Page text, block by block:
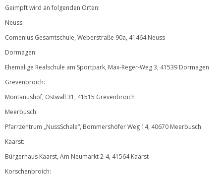
Geimpft wird an folgenden Orten:
Neuss:
Comenius Gesamtschule, Weberstraße 90a, 41464 Neuss
Dormagen:
Ehemalige Realschule am Sportpark, Max-Reger-Weg 3, 41539 Dormagen
Grevenbroich:
Montanushof, Ostwall 31, 41515 Grevenbroich
Meerbusch:
Pfarrzentrum „NussSchale“, Bommershöfer Weg 14, 40670 Meerbusch
Kaarst:
Bürgerhaus Kaarst, Am Neumarkt 2-4, 41564 Kaarst
Korschenbroich: